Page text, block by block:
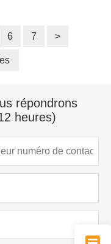
6 7 >
répondrons
heures)